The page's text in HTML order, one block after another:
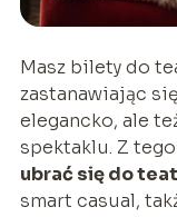
Masz bilety do
zastanawiając
elegancko, ale
spektaklu. Z
ubrać się do
smart casual,